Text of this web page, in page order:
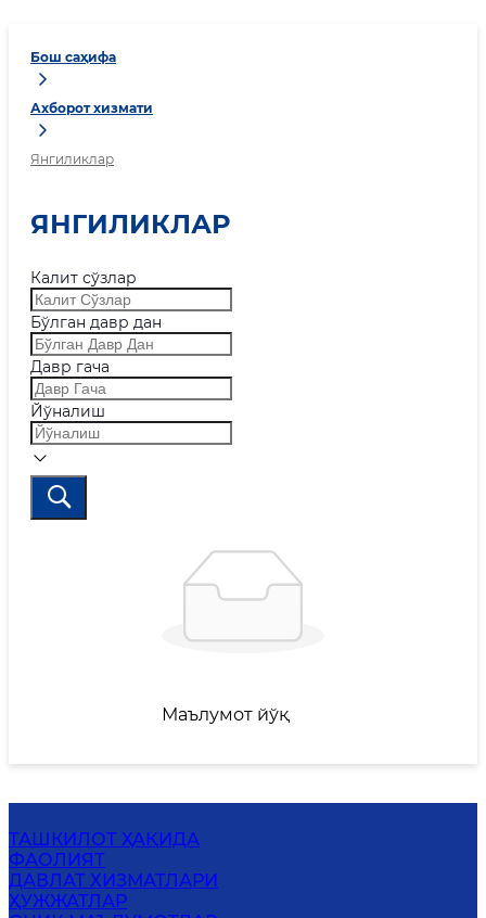
Бош саҳифа
Ахборот хизмати
Янгиликлар
ЯНГИЛИКЛАР
Калит сўзлар
Бўлган давр дан
Давр гача
Йўналиш
Маълумот йўқ
ТАШКИЛОТ ҲАҚИДА
ФАОЛИЯТ
ДАВЛАТ ХИЗМАТЛАРИ
ҲУЖЖАТЛАР